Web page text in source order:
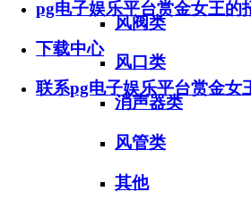
pg电子娱乐平台赏金女王的
下载中心
联系pg电子娱乐平台赏金女
风阀类
风口类
消声器类
风管类
其他